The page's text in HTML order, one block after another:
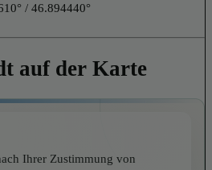
/ 46.894440°
auf der Karte
Ihrer Zustimmung von